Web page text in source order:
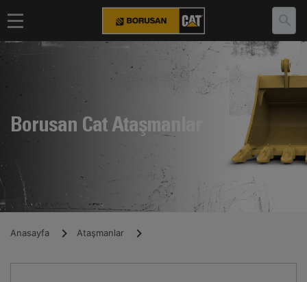
Borusan Cat Ataşmanlar
Anasayfa Ataşmanlar